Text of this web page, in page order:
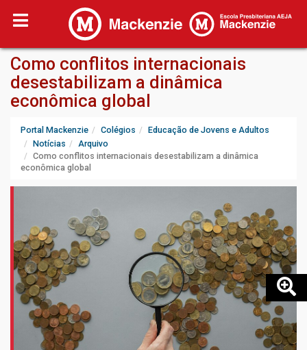
Como conflitos internacionais
desestabilizam a dinâmica
econômica global
Portal Mackenzie Colégios
Educação de Jovens e Adultos
Notícias
Arquivo
Como conflitos internacionais desestabilizam a dinâmica
econômica global